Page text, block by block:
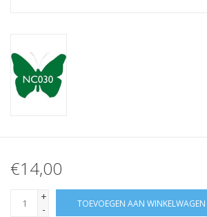
€14,00
+
-
TOEVOEGEN AAN WINKELWAGEN